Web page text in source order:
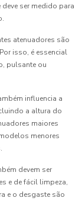
ser medido para
atenuadores são
isso, é essencial
pulsante ou
influencia a
a altura do
maiores
menores
devem ser
e de fácil limpeza,
e o desgaste são